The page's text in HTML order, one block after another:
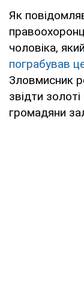
Як
чоловіка,
пограбував
Зловмисник
звідти золоті
громадяни